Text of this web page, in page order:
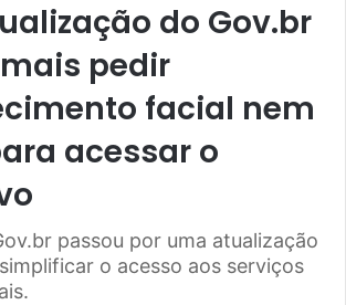
do Gov.br
pedir
facial nem
acessar o
passou por uma atualização
o acesso aos serviços